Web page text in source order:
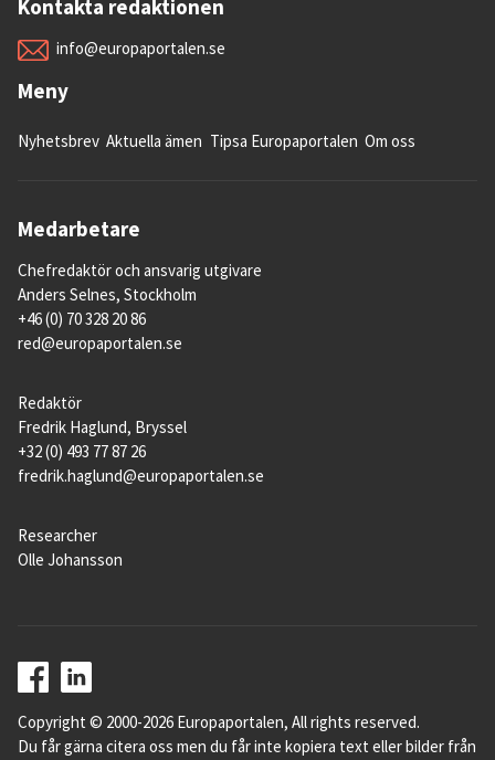
Kontakta redaktionen
info@europaportalen.se
Meny
Nyhetsbrev Aktuella ämen Tipsa Europaportalen Om oss
Medarbetare
Chefredaktör och ansvarig utgivare
Anders Selnes, Stockholm
+46 (0) 70 328 20 86
red@europaportalen.se
Redaktör
Fredrik Haglund, Bryssel
+32 (0) 493 77 87 26
fredrik.haglund@europaportalen.se
Researcher
Olle Johansson
Copyright © 2000-2026 Europaportalen, All rights reserved.
Du får gärna citera oss men du får inte kopiera text eller bilder från